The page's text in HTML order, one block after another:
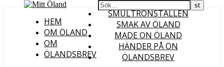
HEM
OM ÖLAND
OM
ÖLANDSBREV
SMULTRONSTÄLLEN
SMAK AV ÖLAND
MADE ON ÖLAND
HÄNDER PÅ ÖN
ÖLANDSBREV